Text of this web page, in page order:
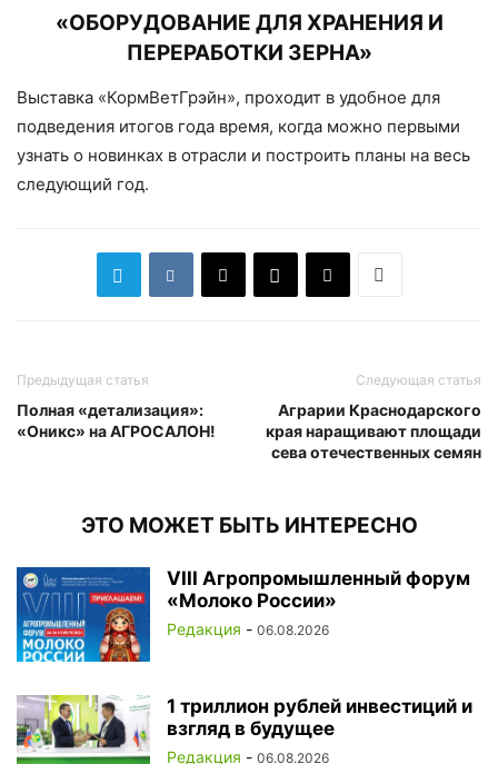
«ОБОРУДОВАНИЕ ДЛЯ ХРАНЕНИЯ И
ПЕРЕРАБОТКИ ЗЕРНА»
Выставка «КормВетГрэйн», проходит в удобное для
подведения итогов года время, когда можно первыми
узнать о новинках в отрасли и построить планы на весь
следующий год.
Предыдущая статья
Полная «детализация»:
«Оникс» на АГРОСАЛОН!
Следующая статья
Аграрии Краснодарского
края наращивают площади
сева отечественных семян
ЭТО МОЖЕТ БЫТЬ ИНТЕРЕСНО
VIII Агропромышленный форум
«Молоко России»
Редакция - 06.08.2026
1 триллион рублей инвестиций и
взгляд в будущее
Редакция - 06.08.2026